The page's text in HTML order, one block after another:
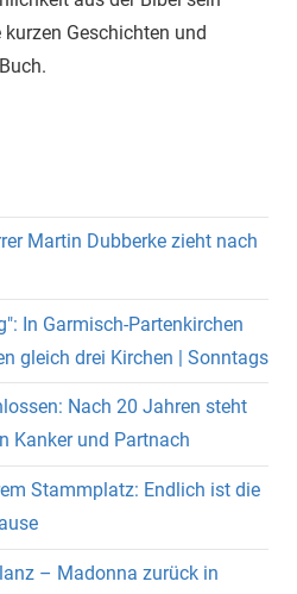
Geschichten und
Martin Dubberke zieht nach
In Garmisch-Partenkirchen
gleich drei Kirchen | Sonntags
Nach 20 Jahren steht
Kanker und Partnach
Stammplatz: Endlich ist die
– Madonna zurück in